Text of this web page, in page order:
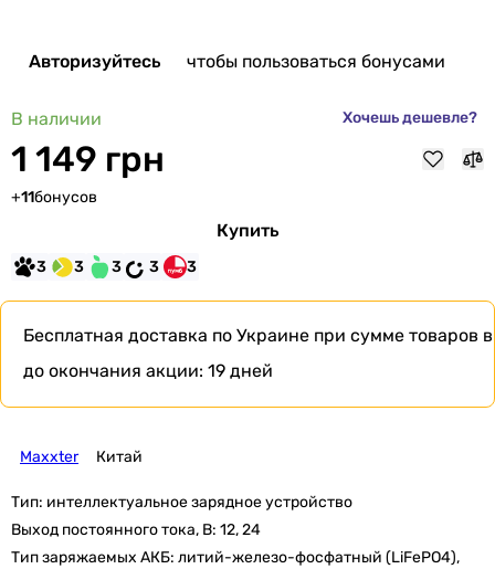
Авторизуйтесь чтобы пользоваться бонусами
В наличии Хочешь дешевле?
1 149 грн
+11бонусов
Купить
3 3 3 3 3
Бесплатная доставка по Украине при сумме товаров
до окончания акции: 19 дней
Maxxter Китай
Тип: интеллектуальное зарядное устройство
Выход постоянного тока, В: 12, 24
Тип заряжаемых АКБ: литий-железо-фосфатный (LiFePO4),